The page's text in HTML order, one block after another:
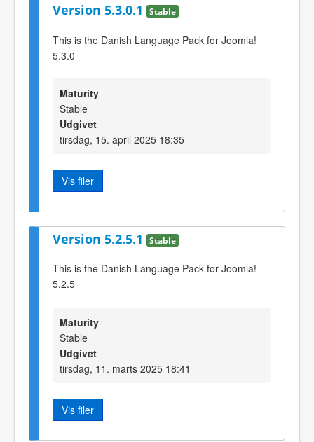
Version 5.3.0.1 Stable
This is the Danish Language Pack for Joomla!
5.3.0
Maturity
Stable
Udgivet
tirsdag, 15. april 2025 18:35
Vis filer
Version 5.2.5.1 Stable
This is the Danish Language Pack for Joomla!
5.2.5
Maturity
Stable
Udgivet
tirsdag, 11. marts 2025 18:41
Vis filer